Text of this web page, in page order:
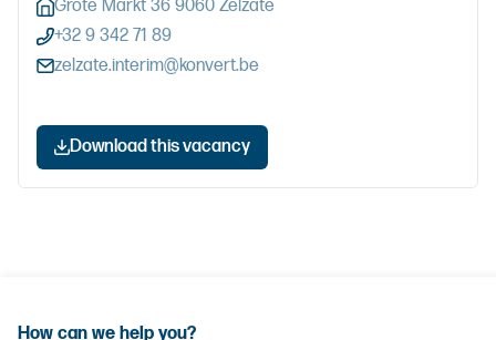
Grote Markt 36 9060 Zelzate
+32 9 342 71 89
zelzate.interim@konvert.be
Download this vacancy
How can we help you?